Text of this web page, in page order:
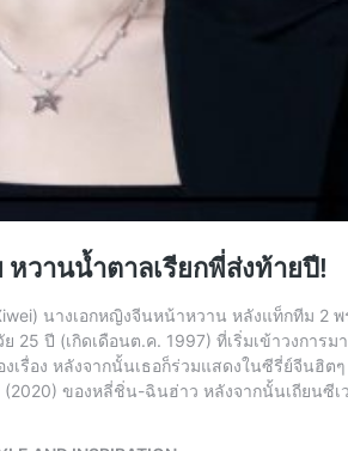
หวานน้ำตาลเรียกพี่ส่งท้ายปี!
นางเอกหญิงจีนหน้าหวาน หลังแท็กทีม 2
ปี (เกิดเดือนต.ค. 1997) ที่เริ่มเข้าวงการ
เรื่อง หลังจากนั้นเธอก็ร่วมแสดงในซีรี่ย์จีนฮิ
ของหลี่ชิ่น-ฉินฮ่าว หลังจากนั้นเถียนซี